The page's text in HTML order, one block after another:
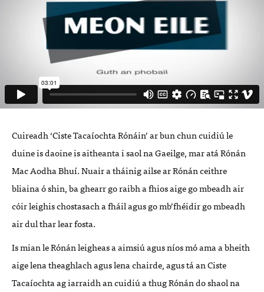
Cuireadh ‘Ciste Tacaíochta Rónáin’ ar bun chun cuidiú le
duine is daoine is aitheanta i saol na Gaeilge, mar atá Rónán
Mac Aodha Bhuí. Nuair a tháinig ailse ar Rónán ceithre
bliaina ó shin, ba ghearr go raibh a fhios aige go mbeadh air
cóir leighis chostasach a fháil agus go mb’fhéidir go mbeadh
air dul thar lear fosta.
Is mian le Rónán leigheas a aimsiú agus níos mó ama a bheith
aige lena theaghlach agus lena chairde, agus tá an Ciste
Tacaíochta ag iarraidh an cuidiú a thug Rónán do shaol na